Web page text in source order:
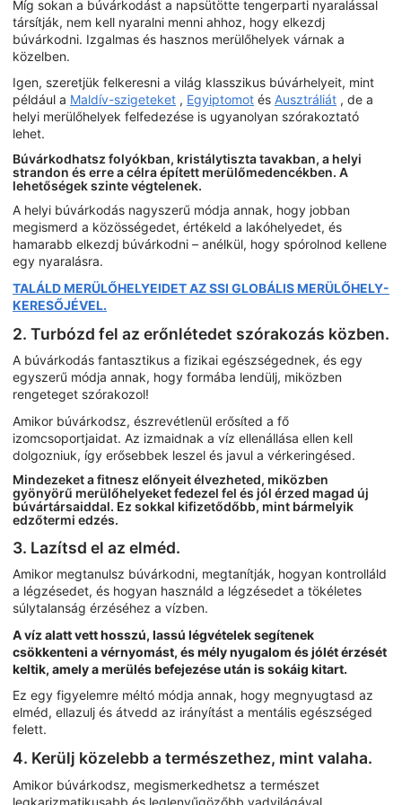
Míg sokan a búvárkodást a napsütötte tengerparti nyaralással
társítják, nem kell nyaralni menni ahhoz, hogy elkezdj
búvárkodni. Izgalmas és hasznos merülőhelyek várnak a
közelben.
Igen, szeretjük felkeresni a világ klasszikus búvárhelyeit, mint
például a Maldív-szigeteket , Egyiptomot és Ausztráliát , de a
helyi merülőhelyek felfedezése is ugyanolyan szórakoztató
lehet.
Búvárkodhatsz folyókban, kristálytiszta tavakban, a helyi
strandon és erre a célra épített merülőmedencékben. A
lehetőségek szinte végtelenek.
A helyi búvárkodás nagyszerű módja annak, hogy jobban
megismerd a közösségedet, értékeld a lakóhelyedet, és
hamarabb elkezdj búvárkodni – anélkül, hogy spórolnod kellene
egy nyaralásra.
TALÁLD MERÜLŐHELYEIDET AZ SSI GLOBÁLIS MERÜLŐHELY-
KERESŐJÉVEL.
2. Turbózd fel az erőnlétedet szórakozás közben.
A búvárkodás fantasztikus a fizikai egészségednek, és egy
egyszerű módja annak, hogy formába lendülj, miközben
rengeteget szórakozol!
Amikor búvárkodsz, észrevétlenül erősíted a fő
izomcsoportjaidat. Az izmaidnak a víz ellenállása ellen kell
dolgozniuk, így erősebbek leszel és javul a vérkeringésed.
Mindezeket a fitnesz előnyeit élvezheted, miközben
gyönyörű merülőhelyeket fedezel fel és jól érzed magad új
búvártársaiddal. Ez sokkal kifizetődőbb, mint bármelyik
edzőtermi edzés.
3. Lazítsd el az elméd.
Amikor megtanulsz búvárkodni, megtanítják, hogyan kontrolláld
a légzésedet, és hogyan használd a légzésedet a tökéletes
súlytalanság érzéséhez a vízben.
A víz alatt vett hosszú, lassú légvételek segítenek
csökkenteni a vérnyomást, és mély nyugalom és jólét érzését
keltik, amely a merülés befejezése után is sokáig kitart.
Ez egy figyelemre méltó módja annak, hogy megnyugtasd az
elméd, ellazulj és átvedd az irányítást a mentális egészséged
felett.
4. Kerülj közelebb a természethez, mint valaha.
Amikor búvárkodsz, megismerkedhetsz a természet
legkarizmatikusabb és leglenyűgözőbb vadvilágával.